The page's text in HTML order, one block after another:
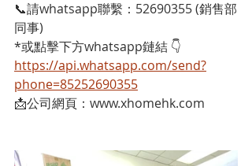
📞請whatsapp聯繫：52690355 (銷售部
同事)
*或點擊下方whatsapp鏈結 👇
https://api.whatsapp.com/send?
phone=85252690355
📩公司網頁：www.xhomehk.com